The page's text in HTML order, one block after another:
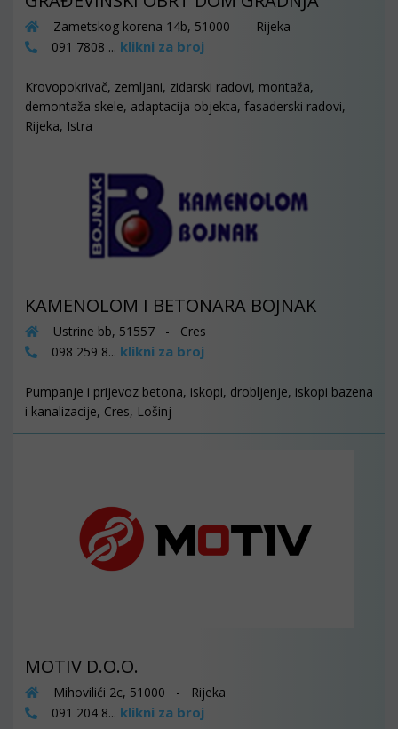
Zametskog korena 14b, 51000 - Rijeka
091 7808 ... klikni za broj
Krovopokrivač, zemljani, zidarski radovi, montaža,
demontaža skele, adaptacija objekta, fasaderski radovi,
Rijeka, Istra
KAMENOLOM I BETONARA BOJNAK
Ustrine bb, 51557 - Cres
098 259 8... klikni za broj
Pumpanje i prijevoz betona, iskopi, drobljenje, iskopi bazena
i kanalizacije, Cres, Lošinj
MOTIV D.O.O.
Mihovilići 2c, 51000 - Rijeka
091 204 8... klikni za broj